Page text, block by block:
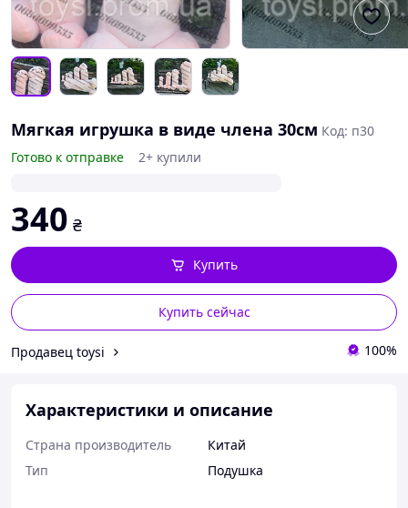
Мягкая игрушка в виде члена 30см Код: п30
Готово к отправке
2+ купили
340 ₴
Купить сейчас
Купить
Продавец toysi 100%
Характеристики и описание
Страна производитель
Китай
Тип
Подушка